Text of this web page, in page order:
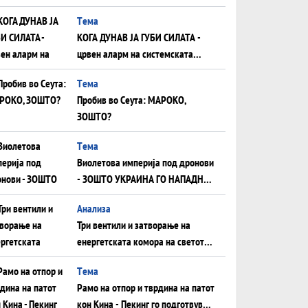
што НЕМААТ ВНУЦИ ДА ГИ
ЗАМЕНАТ
Tема
КОГА ДУНАВ ЈА ГУБИ СИЛАТА -
црвен аларм на системската
плоча од јужна Германија до
Црното Море...
Tема
Пробив во Сеута: МАРОКО,
ЗОШТО?
Tема
Виолетова империја под дронови
- ЗОШТО УКРАИНА ГО НАПАДНА
РУСКИОТ WILDBERRIES
Aнализа
Три вентили и затворање на
енергетската комора на светот:
Нападот во Суец најавува
глобален енергетски инфаркт?
Tема
Рамо на отпор и тврдина на патот
кон Кина - Пекинг го подготвува